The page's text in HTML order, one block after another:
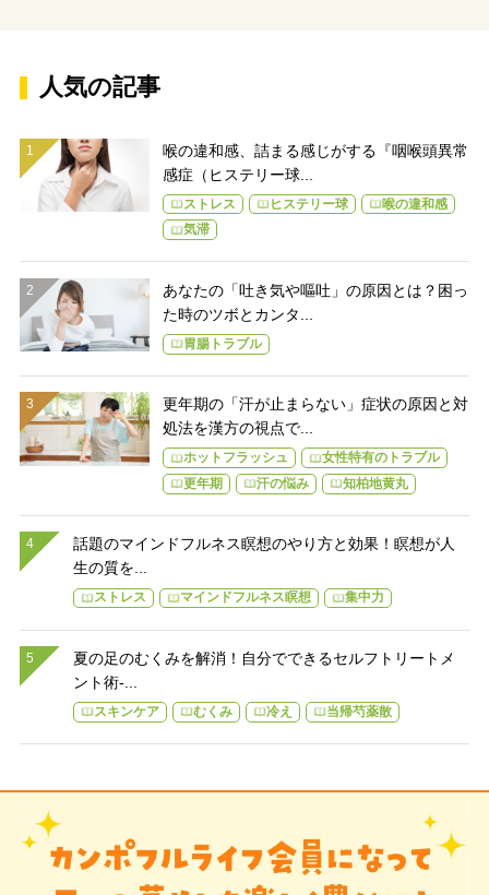
人気の記事
喉の違和感、詰まる感じがする『咽喉頭異常
感症（ヒステリー球...
ストレス ヒステリー球
喉の違和感
気滞
あなたの「吐き気や嘔吐」の原因とは？困っ
た時のツボとカンタ...
胃腸トラブル
更年期の「汗が止まらない」症状の原因と対
処法を漢方の視点で...
ホットフラッシュ
女性特有のトラブル
更年期
汗の悩み 知柏地黄丸
話題のマインドフルネス瞑想のやり方と効果！瞑想が人
生の質を...
ストレス マインドフルネス瞑想 集中力
夏の足のむくみを解消！自分でできるセルフトリートメ
ント術-...
スキンケア むくみ 冷え 当帰芍薬散